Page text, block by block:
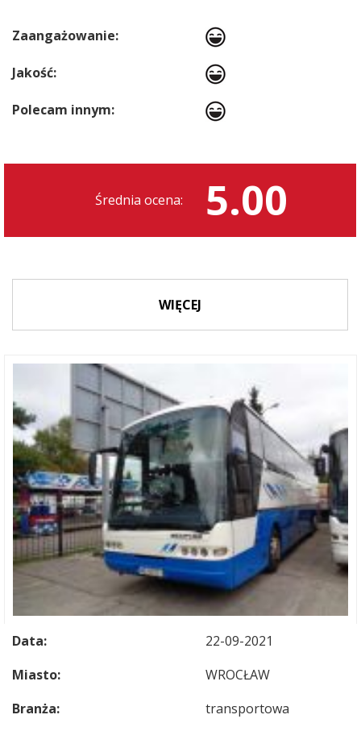
Zaangażowanie:
Jakość:
Polecam innym:
Średnia ocena: 5.00
WIĘCEJ
Data:
22-09-2021
Miasto:
WROCŁAW
Branża:
transportowa